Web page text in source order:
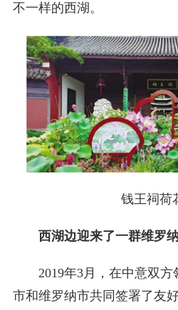
不一样的西湖。
钱王祠荷
西湖边迎来了一群维罗
2019年3月，在中意双
市和维罗纳市共同签署了友